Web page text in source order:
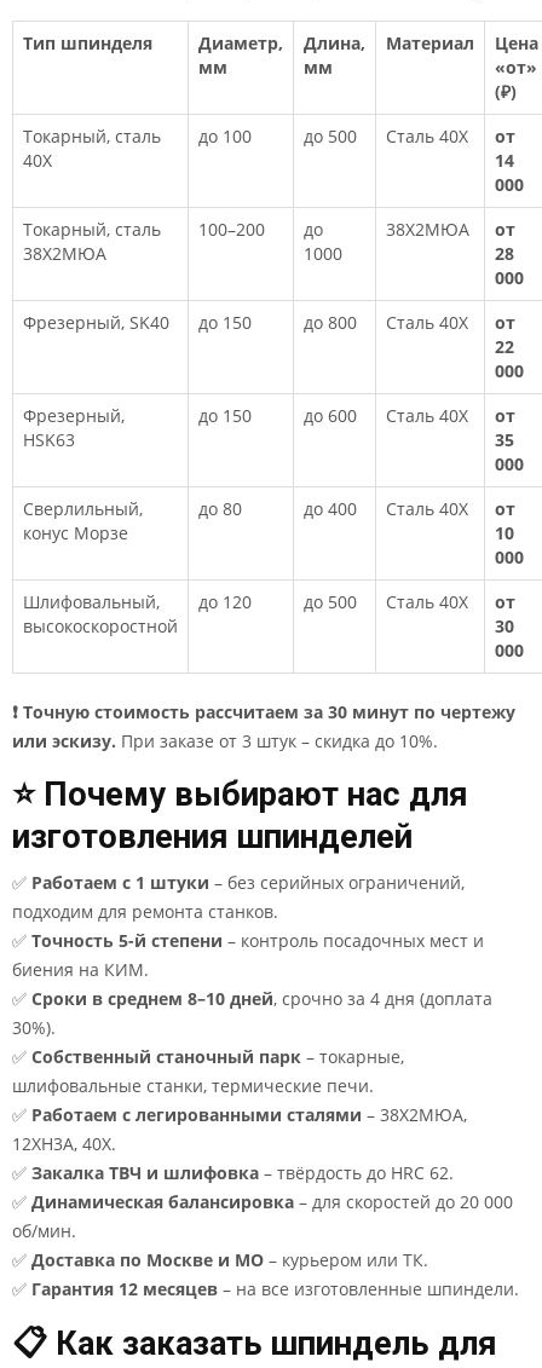
Тип шпинделя
Диаметр,
мм
Длина,
мм
Материал
Цена
«от»
(₽)
Токарный, сталь
40Х
до 100 до 500 Сталь 40Х
от
14
000
Токарный, сталь
38Х2МЮА
100–200
до
1000
38Х2МЮА
от
28
000
Фрезерный, SK40
до 150 до 800 Сталь 40Х
от
22
000
Фрезерный,
HSK63
до 150 до 600 Сталь 40Х
от
35
000
Сверлильный,
конус Морзе
до 80 до 400 Сталь 40Х
от
10
000
Шлифовальный,
высокоскоростной
до 120 до 500 Сталь 40Х
от
30
000
❗ Точную стоимость рассчитаем за 30 минут по чертежу
или эскизу. При заказе от 3 штук – скидка до 10%.
⭐ Почему выбирают нас для
изготовления шпинделей
✅ Работаем с 1 штуки – без серийных ограничений,
подходим для ремонта станков.
✅ Точность 5-й степени – контроль посадочных мест и
биения на КИМ.
✅ Сроки в среднем 8–10 дней, срочно за 4 дня (доплата
30%).
✅ Собственный станочный парк – токарные,
шлифовальные станки, термические печи.
✅ Работаем с легированными сталями – 38Х2МЮА,
12ХН3А, 40Х.
✅ Закалка ТВЧ и шлифовка – твёрдость до HRC 62.
✅ Динамическая балансировка – для скоростей до 20 000
об/мин.
✅ Доставка по Москве и МО – курьером или ТК.
✅ Гарантия 12 месяцев – на все изготовленные шпиндели.
📋 Как заказать шпиндель для